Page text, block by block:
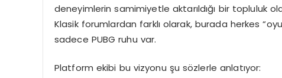
deneyimlerin samimiyetle aktarıldığı bir topluluk
Klasik forumlardan farklı olarak, burada herkes
sadece PUBG ruhu var.
Platform ekibi bu vizyonu şu sözlerle anlatıyor: